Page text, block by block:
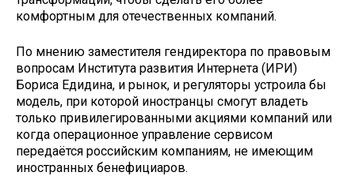
комфортным для отечественных компаний.
По мнению заместителя гендиректора по правовым
вопросам Института развития Интернета (ИРИ)
Бориса Едидина, и рынок, и регуляторы устроила бы
модель, при которой иностранцы смогут владеть
только привилегированными акциями компаний или
когда операционное управление сервисом
передаётся российским компаниям, не имеющим
иностранных бенефициаров.